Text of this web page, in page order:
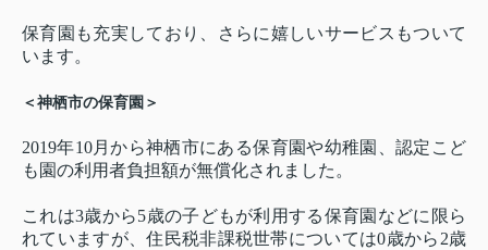
保育園も充実しており、さらに嬉しいサービスもついて
います。
＜神栖市の保育園＞
2019年10月から神栖市にある保育園や幼稚園、認定こど
も園の利用者負担額が無償化されました。
これは3歳から5歳の子どもが利用する保育園などに限ら
れていますが、住民税非課税世帯については0歳から2歳